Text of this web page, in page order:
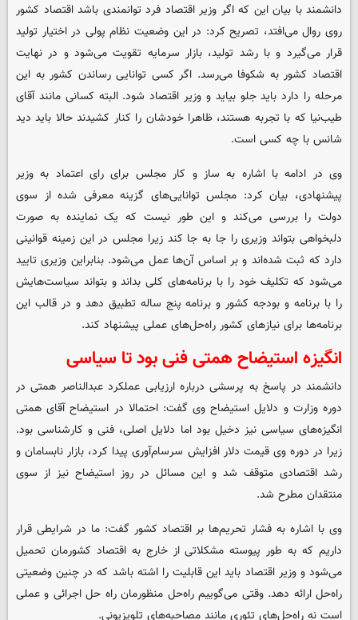
دانشمند با بیان این که اگر وزیر اقتصاد فرد توانمندی باشد اقتصاد کشور
روی روال می‌افتد، تصریح کرد: در این وضعیت نظام پولی در اختیار تولید
قرار می‌گیرد و با رشد تولید، بازار سرمایه تقویت می‌شود و در نهایت
اقتصاد کشور به شکوفا می‌رسد. اگر کسی توانایی رساندن کشور به این
مرحله را دارد باید جلو بیاید و وزیر اقتصاد شود. البته کسانی مانند آقای
طیب‌نیا که با تجربه هستند، ظاهرا خودشان را کنار کشیدند حالا باید دید
شانس با چه کسی است.
وی در ادامه با اشاره به ساز و کار مجلس برای رای اعتماد به وزیر
پیشنهادی، بیان کرد: مجلس توانایی‌های گزینه معرفی شده از سوی
دولت را بررسی می‌کند و این طور نیست که یک نماینده به صورت
دلبخواهی بتواند وزیری را جا به جا کند زیرا مجلس در این زمینه قوانینی
دارد که ثبت شده‌اند و بر اساس آن‌ها عمل می‌شود. بنابراین وزیری تایید
می‌شود که تکلیف خود را با برنامه‌های کلی بداند و بتواند سیاست‌هایش
را با برنامه و بودجه کشور و برنامه پنج ساله تطبیق دهد و در قالب این
برنامه‌ها برای نیازهای کشور راه‌حل‌های عملی پیشنهاد کند.
انگیزه استیضاح همتی فنی بود تا سیاسی
دانشمند در پاسخ به پرسشی درباره ارزیابی عملکرد عبدالناصر همتی در
دوره وزارت و دلایل استیضاح وی گفت: احتمالا در استیضاح آقای همتی
انگیزه‌های سیاسی نیز دخیل بود اما دلایل اصلی، فنی و کارشناسی بود.
زیرا در دوره وی قیمت دلار افزایش سرسام‌آوری پیدا کرد، بازار نابسامان و
رشد اقتصادی متوقف شد و این مسائل در روز استیضاح نیز از سوی
منتقدان مطرح شد.
وی با اشاره به فشار تحریم‌ها بر اقتصاد کشور گفت: ما در شرایطی قرار
داریم که به طور پیوسته مشکلاتی از خارج به اقتصاد کشورمان تحمیل
می‌شود و وزیر اقتصاد باید این قابلیت را اشته باشد که در چنین وضعیتی
راه‌حل ارائه دهد. وقتی می‌گوییم راه‌حل منظورمان راه حل اجرائی و عملی
است نه راه‌حل‌های تئوری مانند مصاحبه‌های تلویزیونی.